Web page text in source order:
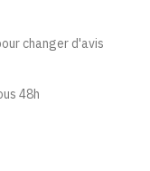
changer d'avis
48h